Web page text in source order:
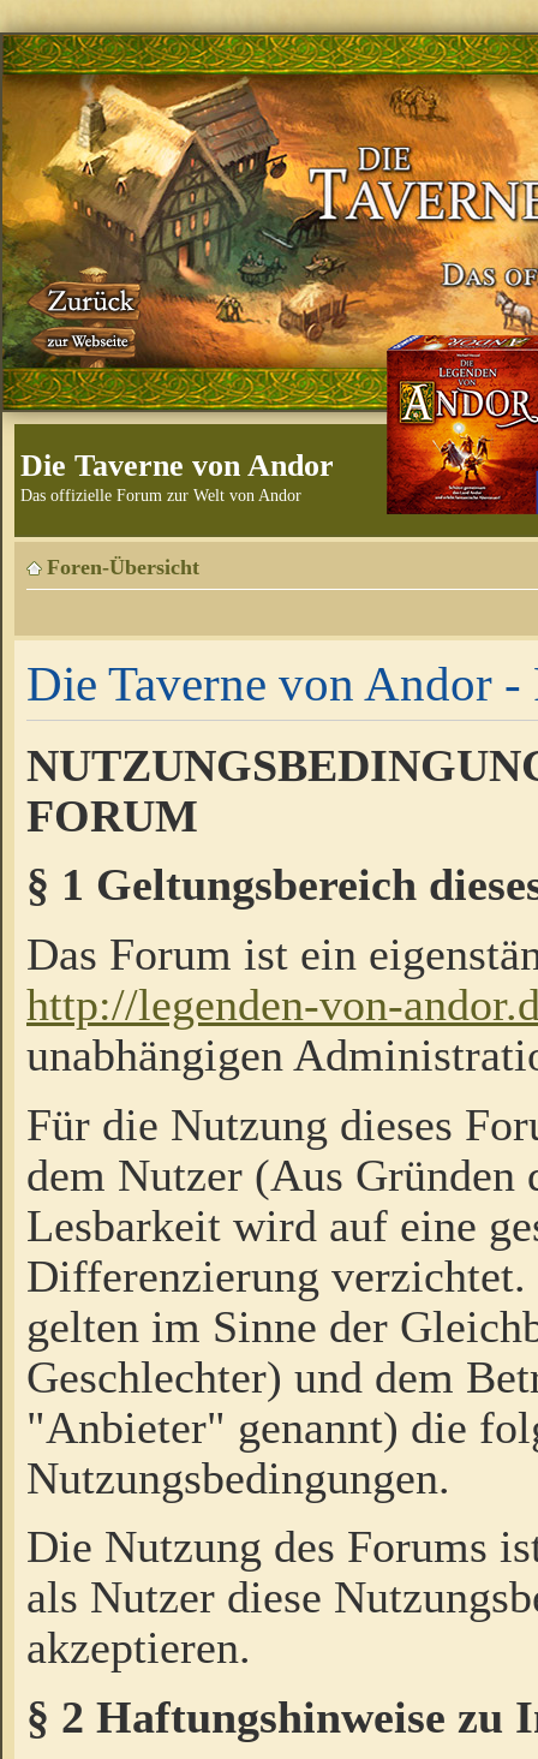
Die Taverne von Andor
Das offizielle Forum zur Welt von Andor
Foren-Übersicht
Die Taverne von Andor -
FORUM
§ 1 Geltungsbereich
Das Forum ist ein
http://legenden-von-
unabhängigen
Für die Nutzung dieses
dem Nutzer (Aus Gründen
Lesbarkeit wird auf eine
Differenzierung
gelten im Sinne der
Geschlechter) und dem
"Anbieter" genannt) die
Nutzungsbedingungen.
Die Nutzung des Forums
als Nutzer diese
akzeptieren.
§ 2 Haftungshinweise zu